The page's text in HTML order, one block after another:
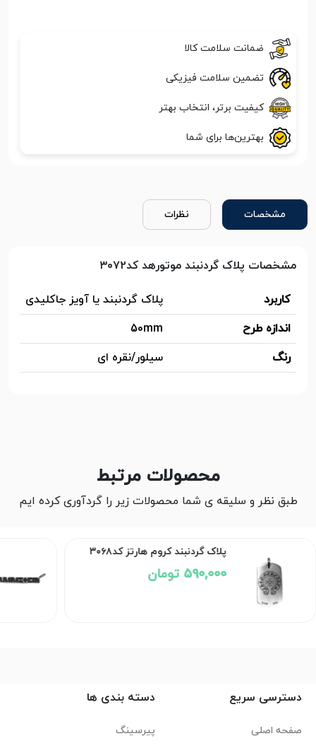
ضمانت سلامت کالا
تضمین سلامت فیزیکی
کیفیت برتر، انتخاب بهتر
بهترین‌ها برای شما
مشخصات نظرات
مشخصات پلاک گردنبند موتورهد کد۳۰۷۲
کاربرد
پلاک گردنبند یا آویز جاکلیدی
اندازه طرح
50mm
رنگ
سیلور/نقره ای
محصولات مرتبط
طبق نظر و سلیقه ی شما محصولات زیر را گردآوری کرده ایم
پلاک گردنبند کروم هارتز کد۳۰۶۸
590,000 تومان
دسترسی سریع
صفحه اصلی
دسته بندی ها
پیرسینگ